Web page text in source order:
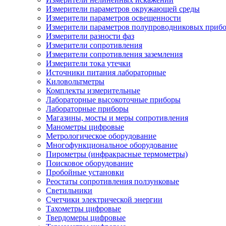
Измерители параметров окружающей среды
Измерители параметров освещенности
Измерители параметров полупроводниковых
Измерители разности фаз
Измерители сопротивления
Измерители сопротивления заземления
Измерители тока утечки
Источники питания лабораторные
Киловольтметры
Комплекты измерительные
Лабораторные высокоточные приборы
Лабораторные приборы
Магазины, мосты и меры сопротивления
Манометры цифровые
Метрологическое оборудование
Многофункциональное оборудование
Пирометры (инфракрасные термометры)
Поисковое оборудование
Пробойные установки
Реостаты сопротивления ползунковые
Светильники
Счетчики электрической энергии
Тахометры цифровые
Твердомеры цифровые